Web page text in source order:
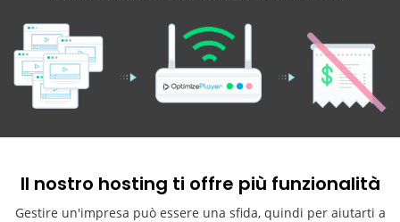
Il nostro hosting ti offre più funzionalità
Gestire un'impresa può essere una sfida, quindi per aiutarti a